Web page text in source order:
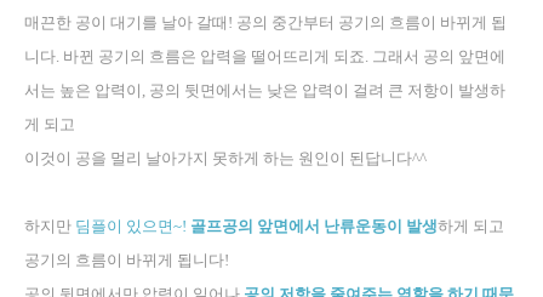
매끈한 공이 대기를 날아 갈때 ! 공의 중간부터 공기의 흐름이 바뀌게 됩
니다 바뀐 공기의 흐름은 압력을 떨어뜨리게 되죠 그래서 공의 앞면에
서는 높은 압력이 공의 뒷면에서는 낮은 압력이 걸려 큰 저항이 발생하
게 되고
이것이 공을 멀리 날아가지 못하게 하는 원인이 된답니다^^
하지만 딤플이 있으면~! 골프공의 앞면에서 난류운동이 발생하게 되고
공기의 흐름이 바뀌게 됩니다!